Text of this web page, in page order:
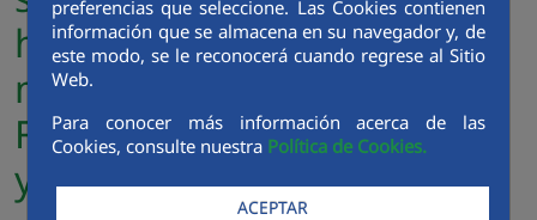
preferencias que seleccione. Las Cookies contienen
información que se almacena en su navegador y, de
este modo, se le reconocerá cuando regrese al Sitio
Web.
Para conocer más información acerca de las
Cookies, consulte nuestra Política de Cookies.
ACEPTAR
hormigón para el
mantenimiento de la Red
Ferroviaria de las Zonas Sur
y Centro España